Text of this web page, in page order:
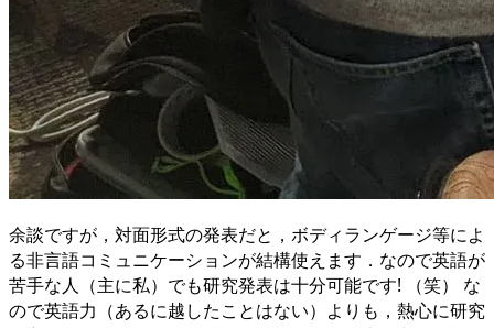
余談ですが，対面形式の発表だと，ボディランゲージ等によ
る非言語コミュニケーションが結構使えます．なので英語が
苦手な人（主に私）でも研究発表は十分可能です! （笑） な
ので英語力（あるに越したことはない）よりも，熱心に研究